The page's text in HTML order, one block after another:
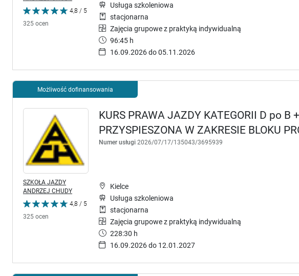
4,8 / 5
325 ocen
Usługa szkoleniowa
stacjonarna
Zajęcia grupowe z praktyką indywidualną
96:45 h
16.09.2026 do 05.11.2026
Możliwość dofinansowania
KURS PRAWA JAZDY KATEGORII D po B
PRZYSPIESZONA W ZAKRESIE BLOKU
Numer usługi 2026/07/17/135043/3695939
SZKOŁA JAZDY
ANDRZEJ CHUDY
4,8 / 5
325 ocen
Kielce
Usługa szkoleniowa
stacjonarna
Zajęcia grupowe z praktyką indywidualną
228:30 h
16.09.2026 do 12.01.2027